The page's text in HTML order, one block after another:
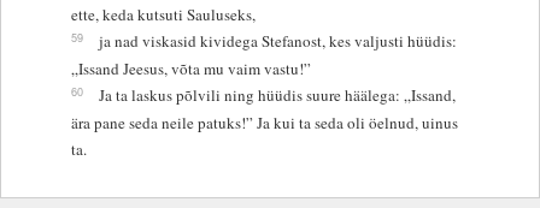
ette, keda kutsuti Sauluseks,
59
ja nad viskasid kividega Stefanost, kes valjusti hüüdis:
„Issand Jeesus, võta mu vaim vastu!”
60
Ja ta laskus põlvili ning hüüdis suure häälega: „Issand,
ära pane seda neile patuks!” Ja kui ta seda oli öelnud, uinus
ta.